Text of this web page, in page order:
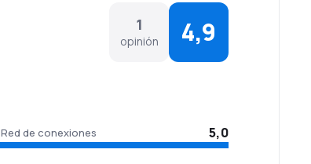
1
opinión 4,9
Red de conexiones 5,0